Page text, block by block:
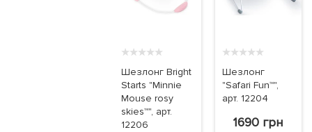
★★★★★
Шезлонг Bright
Starts "Minnie
Mouse rosy
skies™", арт.
12206
★★★★★
Шезлонг
"Safari Fun™",
арт. 12204
1690 грн